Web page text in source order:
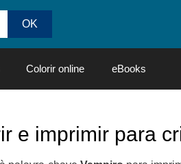
Colorir online eBooks
e imprimir para